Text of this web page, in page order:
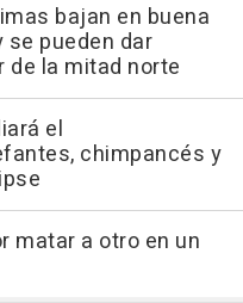
bajan en buena
se pueden dar
la mitad norte
el
chimpancés y
matar a otro en un